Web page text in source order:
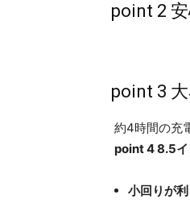
point 2
​point 3
約4時間の充
point 4 8.5イ
小回りが